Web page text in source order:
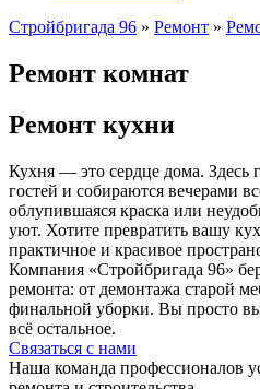
Стройбригада 96 » Ремонт »
Ремонт комнат
Ремонт кухни
Кухня — это сердце дома. Здесь
гостей и собираются вечерами
облупившаяся краска или
уют. Хотите превратить вашу
практичное и красивое
Компания «Стройбригада 96»
ремонта: от демонтажа старой
финальной уборки. Вы просто
всё остальное.
Связаться с нами
Наша команда профессионалов